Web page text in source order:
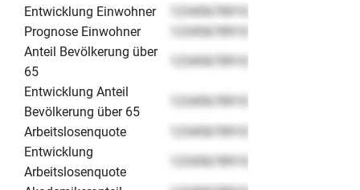
Entwicklung Einwohner
12345678910
Prognose Einwohner
12345678910
Anteil Bevölkerung über
65
12345678910
Entwicklung Anteil
Bevölkerung über 65
12345678910
Arbeitslosenquote
12345678910
Entwicklung
Arbeitslosenquote
12345678910